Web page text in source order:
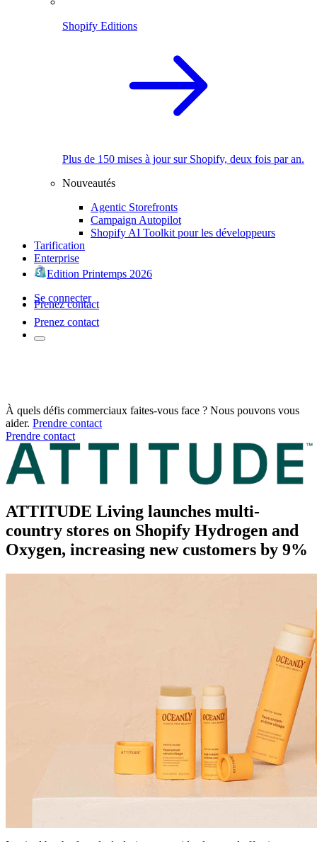
Shopify Editions
Plus de 150 mises à jour sur Shopify, deux fois par an.
Nouveautés
Agentic Storefronts
Campaign Autopilot
Shopify AI Toolkit pour les développeurs
Tarification
Enterprise
Edition Printemps 2026
Se connecter
Prenez contact
Prenez contact
À quels défis commerciaux faites-vous face ? Nous pouvons vous
aider. Prendre contact
Prendre contact
ATTITUDE Living launches multi-
country stores on Shopify Hydrogen and
Oxygen, increasing new customers by 9%